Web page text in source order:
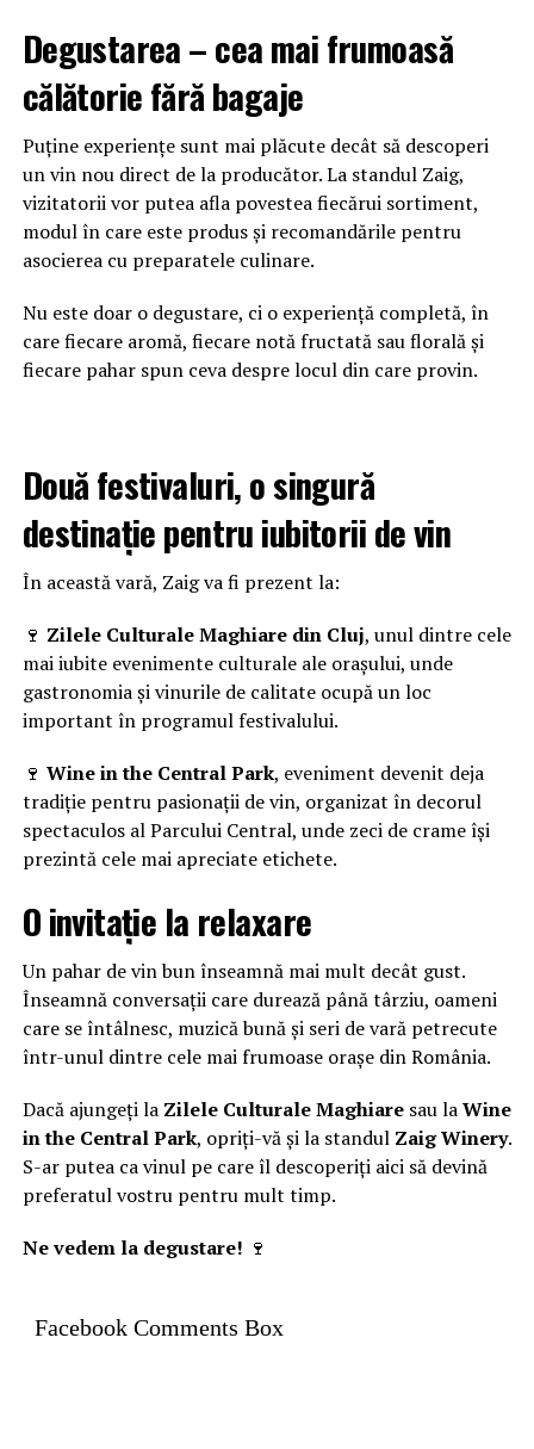
Degustarea – cea mai frumoasă
călătorie fără bagaje
Puține experiențe sunt mai plăcute decât să descoperi
un vin nou direct de la producător. La standul Zaig,
vizitatorii vor putea afla povestea fiecărui sortiment,
modul în care este produs și recomandările pentru
asocierea cu preparatele culinare.
Nu este doar o degustare, ci o experiență completă, în
care fiecare aromă, fiecare notă fructată sau florală și
fiecare pahar spun ceva despre locul din care provin.
Două festivaluri, o singură
destinație pentru iubitorii de vin
În această vară, Zaig va fi prezent la:
🍷 Zilele Culturale Maghiare din Cluj, unul dintre cele
mai iubite evenimente culturale ale orașului, unde
gastronomia și vinurile de calitate ocupă un loc
important în programul festivalului.
🍷 Wine in the Central Park, eveniment devenit deja
tradiție pentru pasionații de vin, organizat în decorul
spectaculos al Parcului Central, unde zeci de crame își
prezintă cele mai apreciate etichete.
O invitație la relaxare
Un pahar de vin bun înseamnă mai mult decât gust.
Înseamnă conversații care durează până târziu, oameni
care se întâlnesc, muzică bună și seri de vară petrecute
într-unul dintre cele mai frumoase orașe din România.
Dacă ajungeți la Zilele Culturale Maghiaresau laWine
in the Central Park, opriți-vă și la standul Zaig Winery.
S-ar putea ca vinul pe care îl descoperiți aici să devină
preferatul vostru pentru mult timp.
Ne vedem la degustare! 🍷
Facebook Comments Box